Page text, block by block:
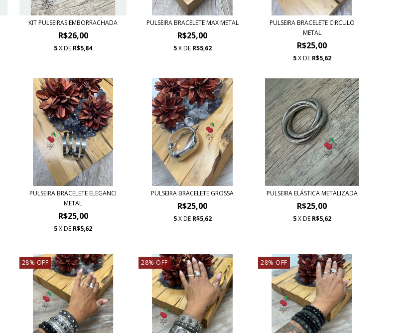
KIT PULSEIRAS EMBORRACHADA
R$26,00
5X DE R$5,84
PULSEIRA BRACELETE MAX METAL
R$25,00
5X DE R$5,62
PULSEIRA BRACELETE CIRCULO
METAL
R$25,00
5 X DE R$5,62
PULSEIRA BRACELETE ELEGANCI
METAL
R$25,00
5X DE R$5,62
PULSEIRA BRACELETE GROSSA
R$25,00
5X DE R$5,62
PULSEIRA ELÁSTICA METALIZADA
R$25,00
5 X DE R$5,62
28% OFF 28% OFF 28% OFF